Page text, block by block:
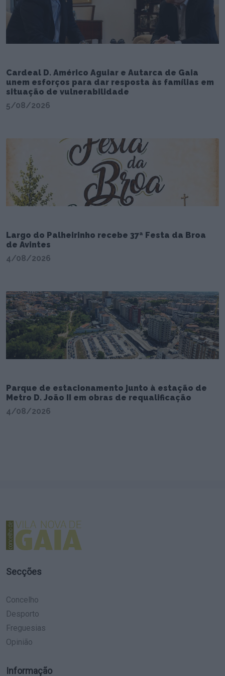
Cardeal D. Américo Aguiar e Autarca de Gaia
unem esforços para dar resposta às famílias em
situação de vulnerabilidade
5/08/2026
Largo do Palheirinho recebe 37ª Festa da Broa
de Avintes
4/08/2026
Parque de estacionamento junto à estação de
Metro D. João II em obras de requalificação
4/08/2026
Secções
Concelho
Desporto
Freguesias
Opinião
Informação